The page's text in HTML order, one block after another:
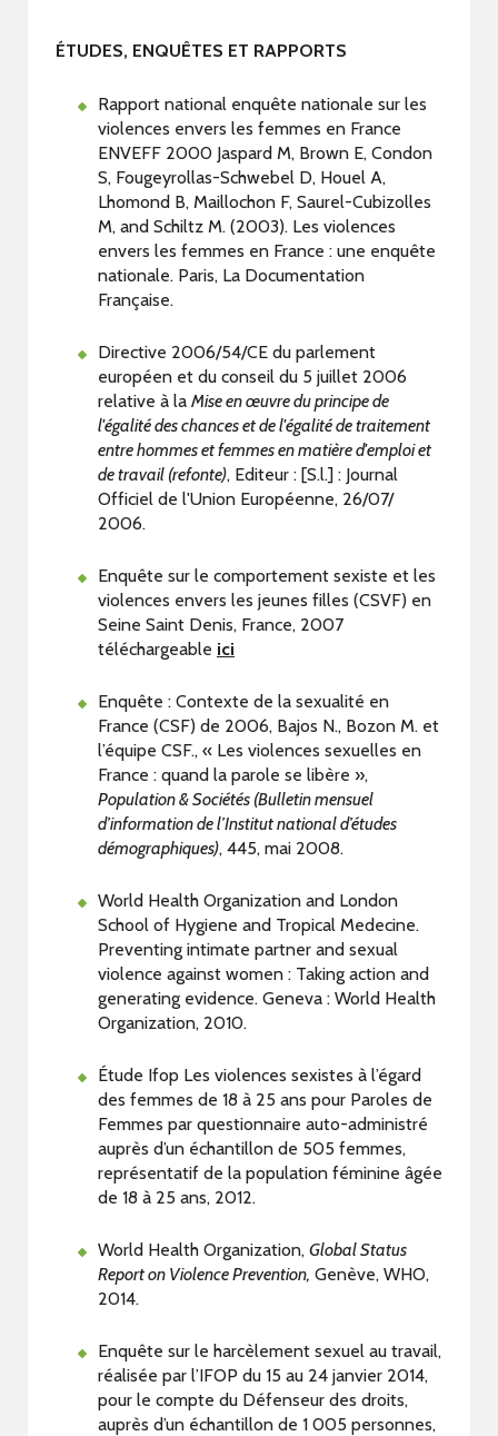
ÉTUDES, ENQUÊTES ET RAPPORTS
Rapport national enquête nationale sur les
violences envers les femmes en France
ENVEFF 2000 Jaspard M, Brown E, Condon
S, Fougeyrollas-Schwebel D, Houel A,
Lhomond B, Maillochon F, Saurel-Cubizolles
M, and Schiltz M. (2003). Les violences
envers les femmes en France : une enquête
nationale. Paris, La Documentation
Française.
Directive 2006/54/CE du parlement
européen et du conseil du 5 juillet 2006
relative à la Mise en œuvre du principe de
l'égalité des chances et de l'égalité de traitement
entre hommes et femmes en matière d'emploi et
de travail (refonte), Editeur : [S.l.] : Journal
Officiel de l'Union Européenne, 26/07/
2006.
Enquête sur le comportement sexiste et les
violences envers les jeunes filles (CSVF) en
Seine Saint Denis, France, 2007
téléchargeable ici
Enquête : Contexte de la sexualité en
France (CSF) de 2006, Bajos N., Bozon M. et
l’équipe CSF., « Les violences sexuelles en
France : quand la parole se libère »,
Population & Sociétés (Bulletin mensuel
d’information de l’Institut national d’études
démographiques), 445, mai 2008.
World Health Organization and London
School of Hygiene and Tropical Medecine.
Preventing intimate partner and sexual
violence against women : Taking action and
generating evidence. Geneva : World Health
Organization, 2010.
Étude Ifop Les violences sexistes à l’égard
des femmes de 18 à 25 ans pour Paroles de
Femmes par questionnaire auto-administré
auprès d’un échantillon de 505 femmes,
représentatif de la population féminine âgée
de 18 à 25 ans, 2012.
World Health Organization, Global Status
Report on Violence Prevention, Genève, WHO,
2014.
Enquête sur le harcèlement sexuel au travail,
réalisée par l’IFOP du 15 au 24 janvier 2014,
pour le compte du Défenseur des droits,
auprès d’un échantillon de 1 005 personnes,